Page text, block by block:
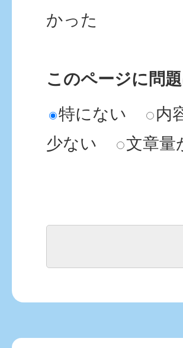
かった
このページに問
特にない
内
少ない
文章量